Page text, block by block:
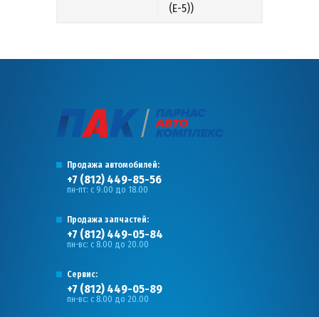
(Е-5))
Продажа автомобилей:
+7 (812) 449-85-56
пн-пт: с 9.00 до 18.00
Продажа запчастей:
+7 (812) 449-05-84
пн-вс: с 8.00 до 20.00
Сервис:
+7 (812) 449-05-89
пн-вс: с 8.00 до 20.00